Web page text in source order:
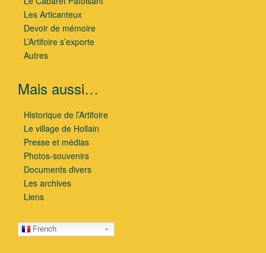
Les Articanteux
Devoir de mémoire
L’Artifoire s’exporte
Autres
Mais aussi…
Historique de l’Artifoire
Le village de Hollain
Presse et médias
Photos-souvenirs
Documents divers
Les archives
Liens
French